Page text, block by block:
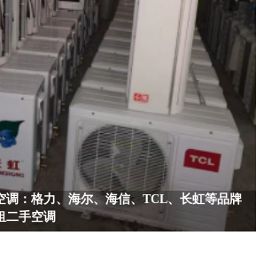
调：格力、海尔、海信、TCL、长虹等品牌
二手空调